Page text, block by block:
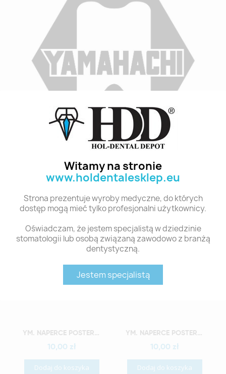
Witamy na stronie
www.holdentalesklep.eu
Strona prezentuje wyroby medyczne, do których
dostęp mogą mieć tylko profesjonalni użytkownicy.
Oświadczam, że jestem specjalistą w dziedzinie
stomatologii lub osobą związaną zawodowo z branżą
dentystyczną.
Jestem specjalistą
B3 M34G 8
Polecane produkty z tej kategorii
Szybki podgląd YM. NAPERCE POSTERIOR - AKRYLOWE ZĘBY SZTUCZNE - B3-M28G
10,00 zł
Dodaj do koszyka
Szybki podgląd YM. NAPERCE POSTERIOR - AKRYLOWE ZĘBY SZTUCZNE - B3-M30G
10,00 zł
Dodaj do koszyka